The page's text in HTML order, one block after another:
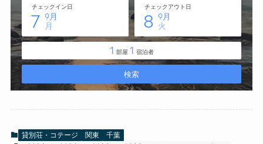
貸別荘・コテージ 関東
千葉